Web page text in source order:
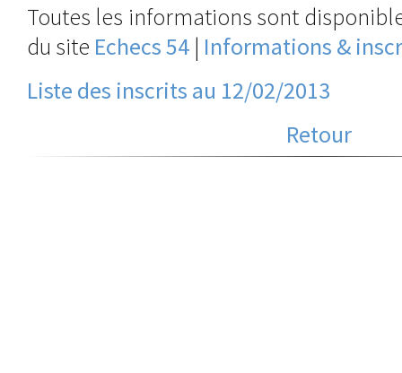
Toutes les informations sont
du site Echecs 54 | Informations &
Liste des inscrits au 12/02/2013
Retour